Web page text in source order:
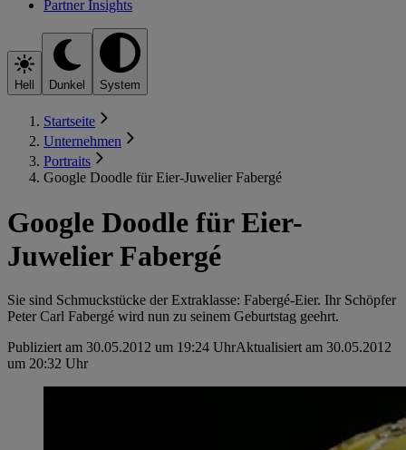
Partner Insights
Hell Dunkel System
Startseite
Unternehmen
Portraits
Google Doodle für Eier-Juwelier Fabergé
Google Doodle für Eier-
Juwelier Fabergé
Sie sind Schmuckstücke der Extraklasse: Fabergé-Eier. Ihr Schöpfer
Peter Carl Fabergé wird nun zu seinem Geburtstag geehrt.
Publiziert am 30.05.2012 um 19:24 UhrAktualisiert am 30.05.2012
um 20:32 Uhr